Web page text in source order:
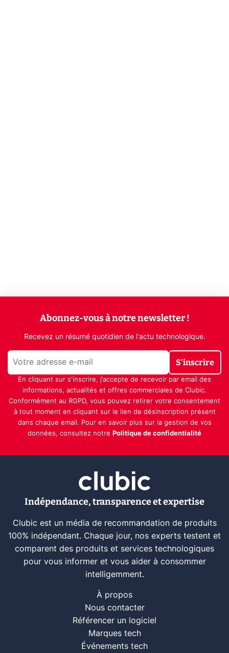
Abonnez-vous à notre newsletter !
Recevez un résumé quotidien de l'actu technologique.
S'inscrire
En cliquant sur s'inscrire, j’accepte de recevoir par email des
informations, actualités et offres commerciales de Clubic.
Conformément au RGPD, vous pouvez retirer votre consentement
à tout moment en cliquant sur le lien de désinscription présent
dans chaque email. Pour en savoir plus sur la gestion de vos
données, consultez notre Politique de confidentialité
Indépendance, transparence et expertise
Clubic est un média de recommandation de produits
100% indépendant. Chaque jour, nos experts testent et
comparent des produits et services technologiques
pour vous informer et vous aider à consommer
intelligemment.
À propos
Nous contacter
Référencer un logiciel
Marques tech
Événements tech